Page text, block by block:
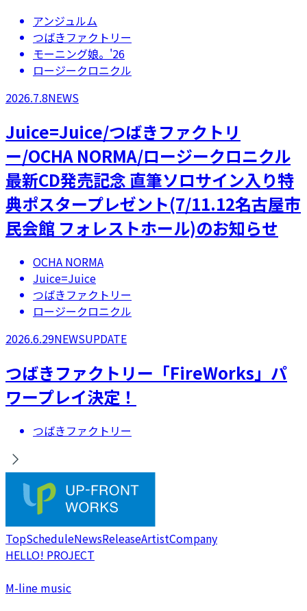
アンジュルム
つばきファクトリー
モーニング娘。'26
ロージークロニクル
2026.7.8NEWS
Juice=Juice/つばきファクトリ
ー/OCHA NORMA/ロージークロニクル
最新CD発売記念 直筆ソロサイン入り特
典ポスタープレゼント(7/11.12名古屋市
民会館 フォレストホール)のお知らせ
OCHA NORMA
Juice=Juice
つばきファクトリー
ロージークロニクル
2026.6.29NEWSUPDATE
つばきファクトリー「FireWorks」パ
ワープレイ決定！
つばきファクトリー
TopScheduleNewsReleaseArtistCompany
HELLO! PROJECT
M-line music